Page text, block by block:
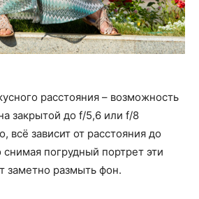
расстояния – возможность
закрытой до f/5,6 или f/8
всё зависит от расстояния до
погрудный портрет эти
заметно размыть фон.